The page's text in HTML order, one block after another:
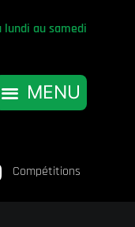
lundi au samedi
Compétitions